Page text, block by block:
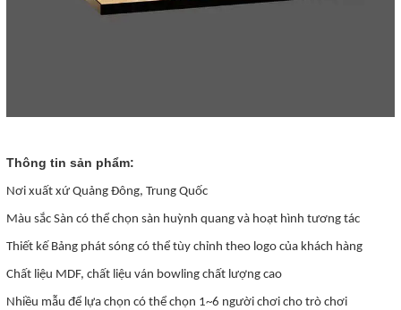
Thông tin sản phẩm:
Nơi xuất xứ Quảng Đông, Trung Quốc
Màu sắc Sàn có thể chọn sàn huỳnh quang và hoạt hình tương tác
Thiết kế Bảng phát sóng có thể tùy chỉnh theo logo của khách hàng
Chất liệu MDF, chất liệu ván bowling chất lượng cao
Nhiều mẫu để lựa chọn có thể chọn 1~6 người chơi cho trò chơi